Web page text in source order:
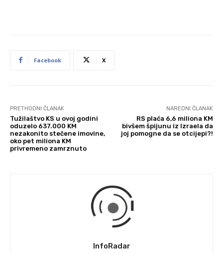
Facebook X
PRETHODNI ČLANAK
Tužilaštvo KS u ovoj godini
oduzelo 637.000 KM
nezakonito stečene imovine,
oko pet miliona KM
privremeno zamrznuto
NAREDNI ČLANAK
RS plaća 6,6 miliona KM
bivšem špijunu iz Izraela da
joj pomogne da se otcijepi?!
InfoRadar